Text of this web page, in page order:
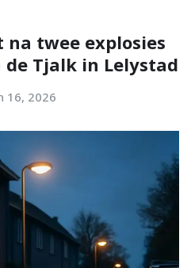
na twee explosies
Tjalk in Lelystad
16, 2026